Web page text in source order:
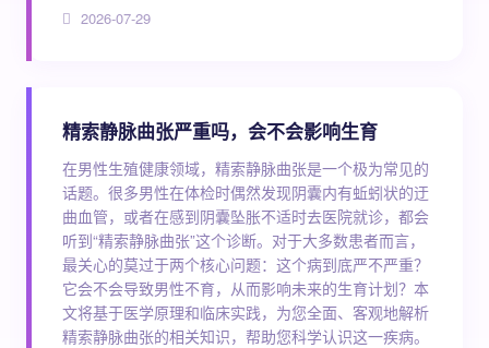
2026-07-29
精索静脉曲张严重吗，会不会影响生育
在男性生殖健康领域，精索静脉曲张是一个极为常见的
话题。很多男性在体检时偶然发现阴囊内有蚯蚓状的迂
曲血管，或者在感到阴囊坠胀不适时去医院就诊，都会
听到“精索静脉曲张”这个诊断。对于大多数患者而言，
最关心的莫过于两个核心问题：这个病到底严不严重？
它会不会导致男性不育，从而影响未来的生育计划？本
文将基于医学原理和临床实践，为您全面、客观地解析
精索静脉曲张的相关知识，帮助您科学认识这一疾病。